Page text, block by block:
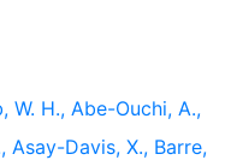
W. H., Abe-Ouchi, A.,
Asay-Davis, X., Barre,